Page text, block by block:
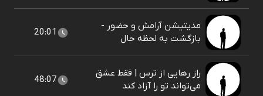
مدیتیشن آرامش و حضور -
بازگشت به لحظه حال
20:01
راز رهایی از ترس | فقط عشق
می‌تواند تو را آزاد کند
48:07